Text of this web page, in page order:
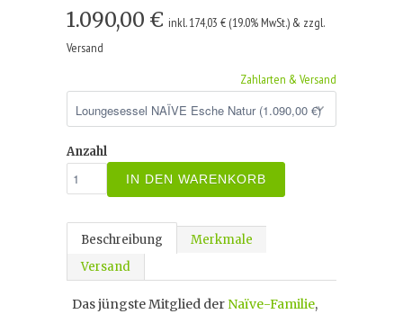
1.090,00 € inkl. 174,03 € (19.0% MwSt.) & zzgl.
Versand
Zahlarten & Versand
Anzahl
IN DEN WARENKORB
Beschreibung
Merkmale
Versand
Das jüngste Mitglied der Naïve-Familie,